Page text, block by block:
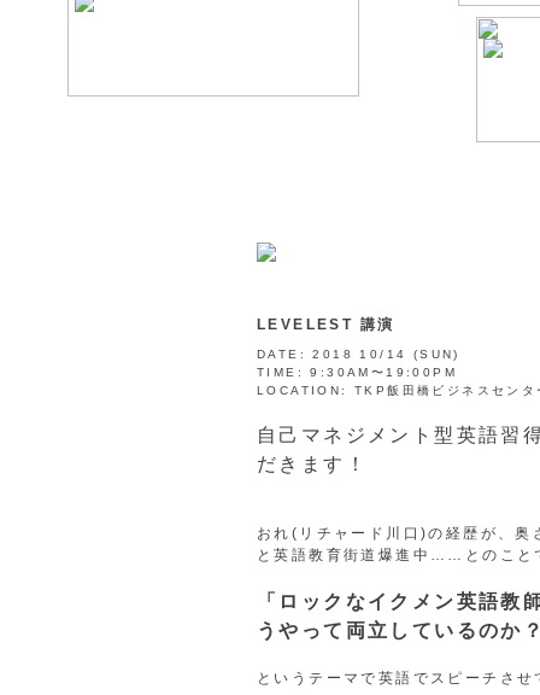
LEVELEST 講演
DATE:
2018 10/14 (SUN)
TIME:
9:30AM〜19:00PM
LOCATION:
TKP飯田橋ビジネスセ
自己マネジメント型英語習
だきます！
おれ(リチャード川口)の経歴が、奥
と英語教育街道爆進中……とのこと
「ロックなイクメン英語
うやって両立しているのか
というテーマで英語でスピーチさ